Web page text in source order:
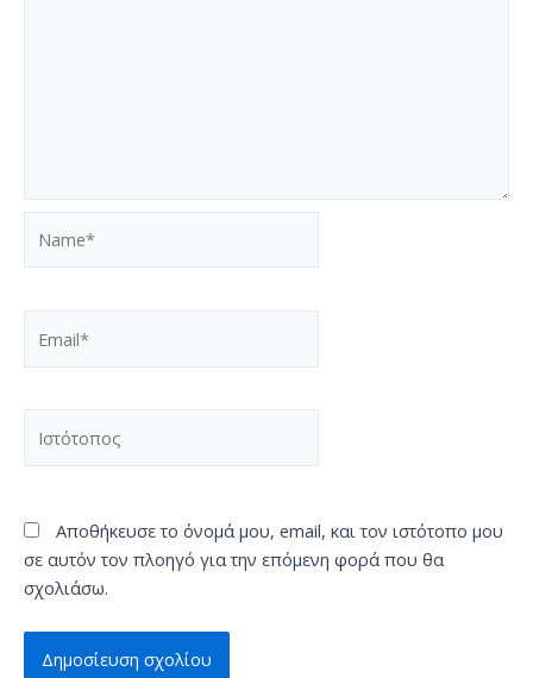
Αποθήκευσε το όνομά μου, email, και τον ιστότοπο μου
σε αυτόν τον πλοηγό για την επόμενη φορά που θα
σχολιάσω.